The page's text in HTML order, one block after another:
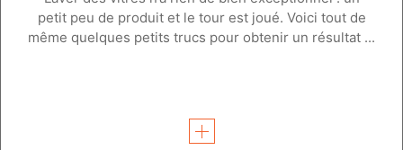
petit peu de produit et le tour est joué. Voici tout de
même quelques petits trucs pour obtenir un résultat ...